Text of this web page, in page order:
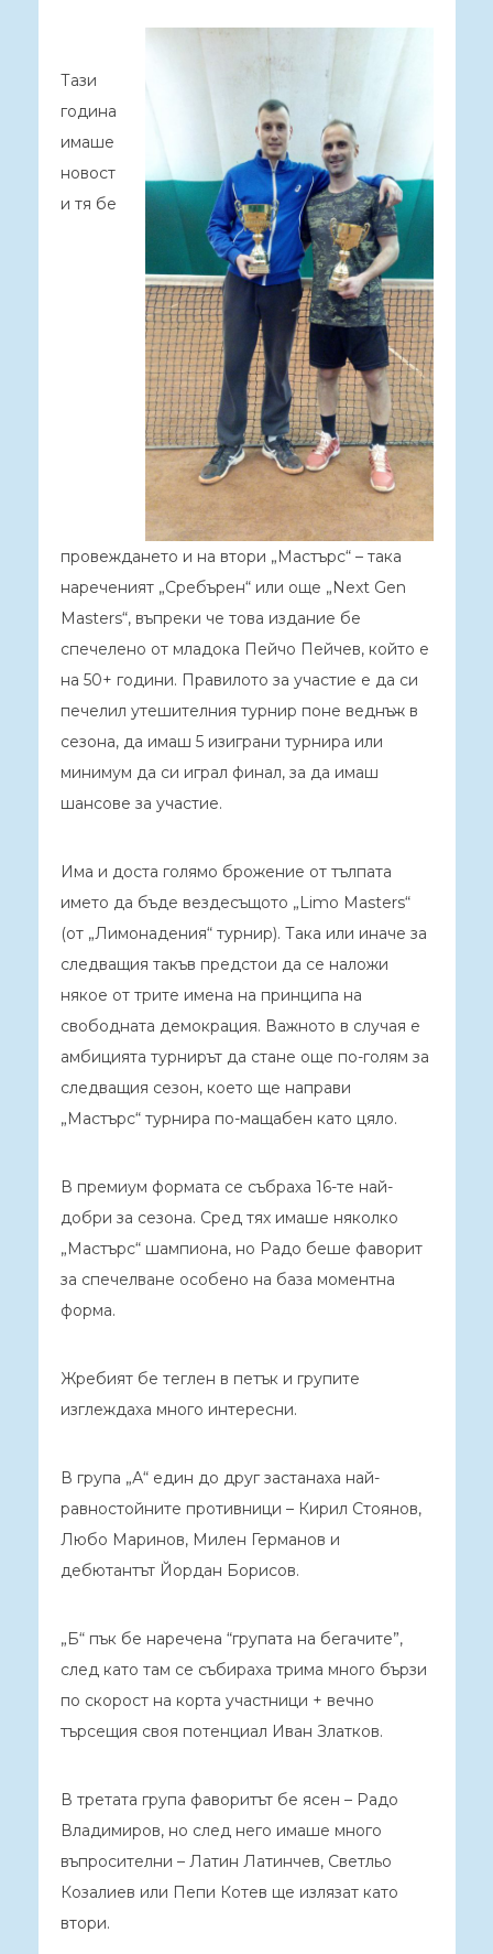
Тази
година
имаше
новост
и тя бе
провеждането и на втори „Мастърс“ – така
нареченият „Сребърен“ или още „Next Gen
Masters“, въпреки че това издание бе
спечелено от младока Пейчо Пейчев, който е
на 50+ години. Правилото за участие е да си
печелил утешителния турнир поне веднъж в
сезона, да имаш 5 изиграни турнира или
минимум да си играл финал, за да имаш
шансове за участие.
Има и доста голямо брожение от тълпата
името да бъде вездесъщото „Limo Masters“
(от „Лимонадения“ турнир). Така или иначе за
следващия такъв предстои да се наложи
някое от трите имена на принципа на
свободната демокрация. Важното в случая е
амбицията турнирът да стане още по-голям за
следващия сезон, което ще направи
„Мастърс“ турнира по-мащабен като цяло.
В премиум формата се събраха 16-те най-
добри за сезона. Сред тях имаше няколко
„Мастърс“ шампиона, но Радо беше фаворит
за спечелване особено на база моментна
форма.
Жребият бе теглен в петък и групите
изглеждаха много интересни.
В група „А“ един до друг застанаха най-
равностойните противници – Кирил Стоянов,
Любо Маринов, Милен Германов и
дебютантът Йордан Борисов.
„Б“ пък бе наречена “групата на бегачите”,
след като там се събираха трима много бързи
по скорост на корта участници + вечно
търсещия своя потенциал Иван Златков.
В третата група фаворитът бе ясен – Радо
Владимиров, но след него имаше много
въпросителни – Латин Латинчев, Светльо
Козалиев или Пепи Котев ще излязат като
втори.